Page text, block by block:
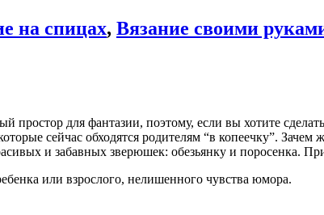
на спицах, Вязание своими
простор для фантазии, поэтому, если вы хотите
сейчас обходятся родителям “в копеечку”. Зачем
и забавных зверюшек: обезьянку и поросенка.
или взрослого, нелишенного чувства юмора.